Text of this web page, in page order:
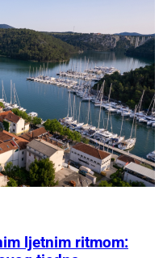
ljetnim ritmom: